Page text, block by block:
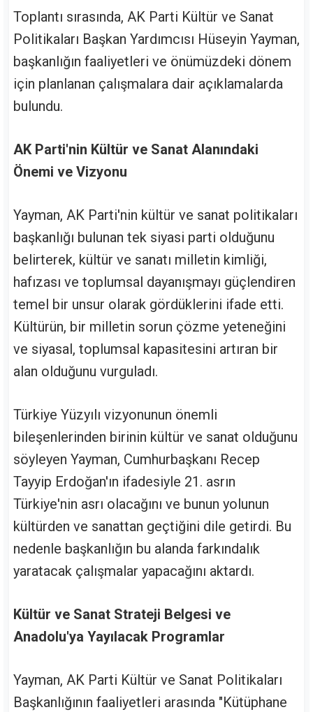
Toplantı sırasında, AK Parti Kültür ve Sanat
Politikaları Başkan Yardımcısı Hüseyin Yayman,
başkanlığın faaliyetleri ve önümüzdeki dönem
için planlanan çalışmalara dair açıklamalarda
bulundu.
AK Parti'nin Kültür ve Sanat Alanındaki
Önemi ve Vizyonu
Yayman, AK Parti'nin kültür ve sanat politikaları
başkanlığı bulunan tek siyasi parti olduğunu
belirterek, kültür ve sanatı milletin kimliği,
hafızası ve toplumsal dayanışmayı güçlendiren
temel bir unsur olarak gördüklerini ifade etti.
Kültürün, bir milletin sorun çözme yeteneğini
ve siyasal, toplumsal kapasitesini artıran bir
alan olduğunu vurguladı.
Türkiye Yüzyılı vizyonunun önemli
bileşenlerinden birinin kültür ve sanat olduğunu
söyleyen Yayman, Cumhurbaşkanı Recep
Tayyip Erdoğan'ın ifadesiyle 21. asrın
Türkiye'nin asrı olacağını ve bunun yolunun
kültürden ve sanattan geçtiğini dile getirdi. Bu
nedenle başkanlığın bu alanda farkındalık
yaratacak çalışmalar yapacağını aktardı.
Kültür ve Sanat Strateji Belgesi ve
Anadolu'ya Yayılacak Programlar
Yayman, AK Parti Kültür ve Sanat Politikaları
Başkanlığının faaliyetleri arasında "Kütüphane